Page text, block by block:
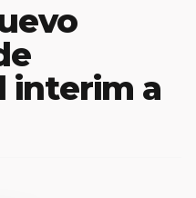
interim a